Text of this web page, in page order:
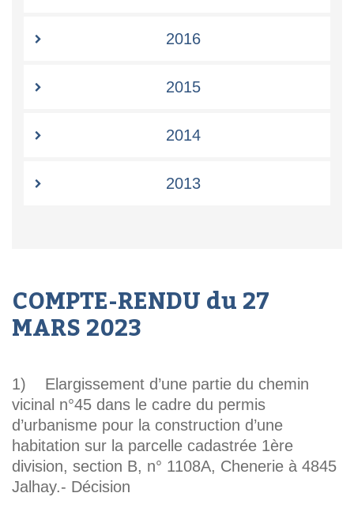
2016
2015
2014
2013
COMPTE-RENDU du 27
MARS 2023
1) Elargissement d’une partie du chemin
vicinal n°45 dans le cadre du permis
d’urbanisme pour la construction d’une
habitation sur la parcelle cadastrée 1ère
division, section B, n° 1108A, Chenerie à 4845
Jalhay.- Décision